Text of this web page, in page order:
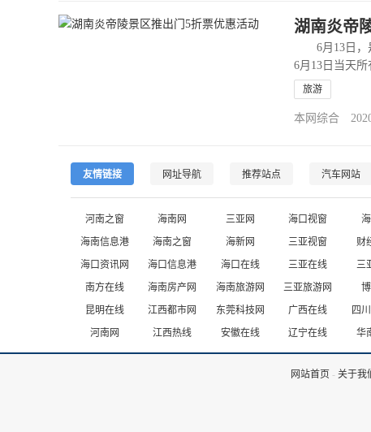
湖南炎帝
6月13日，是
6月13日当天
旅游
本网综合
友情链接 网址导航 推荐站点 汽车网站
河南之窗 海南网 三亚网 海口视窗
海南信息港
海南之窗 海新网 三亚视窗 财
海口资讯网
海口信息港 海口在线 三亚在线 三
南方在线
海南房产网 海南旅游网 三亚旅游网
昆明在线
江西都市网 东莞科技网 广西在线 四
河南网
江西热线 安徽在线 辽宁在线 华
网站首页 - 关于我